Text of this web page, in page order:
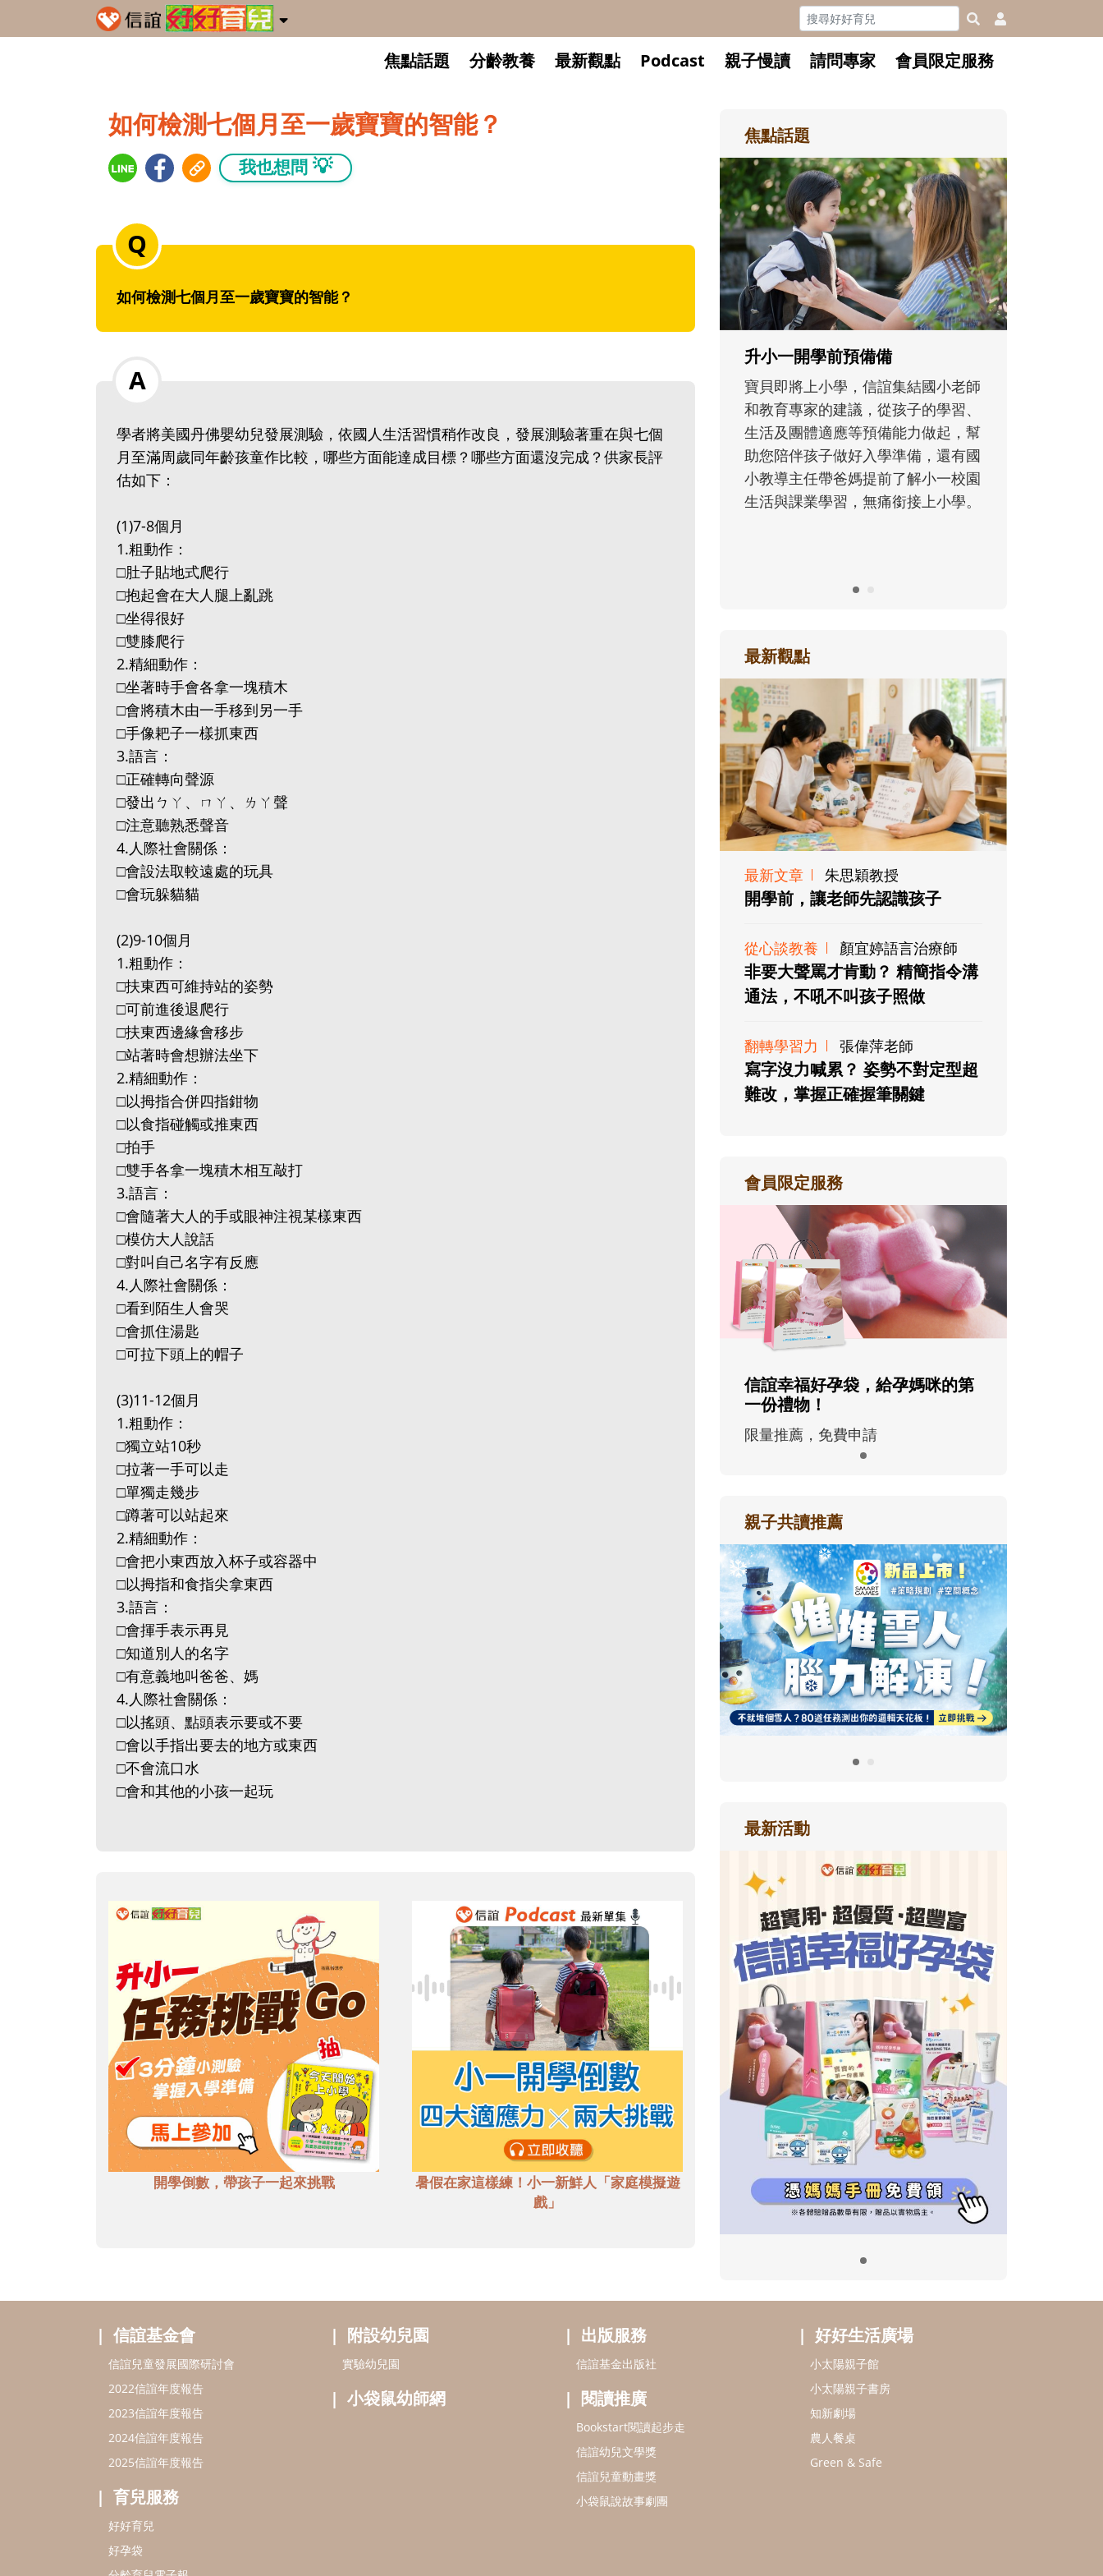
焦點話題 分齡教養 最新觀點 Podcast 親子慢讀 請問專家 會員限定服務
如何檢測七個月至一歲寶寶的智能？
我也想問 💡
如何檢測七個月至一歲寶寶的智能？
學者將美國丹佛嬰幼兒發展測驗，依國人生活習慣稍作改良，發展測驗著重在與七個
月至滿周歲同年齡孩童作比較，哪些方面能達成目標？哪些方面還沒完成？供家長評
估如下：
(1)7-8個月
1.粗動作：
□肚子貼地式爬行
□抱起會在大人腿上亂跳
□坐得很好
□雙膝爬行
2.精細動作：
□坐著時手會各拿一塊積木
□會將積木由一手移到另一手
□手像耙子一樣抓東西
3.語言：
□正確轉向聲源
□發出ㄅㄚ、ㄇㄚ、ㄌㄚ聲
□注意聽熟悉聲音
4.人際社會關係：
□會設法取較遠處的玩具
□會玩躲貓貓
(2)9-10個月
1.粗動作：
□扶東西可維持站的姿勢
□可前進後退爬行
□扶東西邊緣會移步
□站著時會想辦法坐下
2.精細動作：
□以拇指合併四指鉗物
□以食指碰觸或推東西
□拍手
□雙手各拿一塊積木相互敲打
3.語言：
□會隨著大人的手或眼神注視某樣東西
□模仿大人說話
□對叫自己名字有反應
4.人際社會關係：
□看到陌生人會哭
□會抓住湯匙
□可拉下頭上的帽子
(3)11-12個月
1.粗動作：
□獨立站10秒
□拉著一手可以走
□單獨走幾步
□蹲著可以站起來
2.精細動作：
□會把小東西放入杯子或容器中
□以拇指和食指尖拿東西
3.語言：
□會揮手表示再見
□知道別人的名字
□有意義地叫爸爸、媽
4.人際社會關係：
□以搖頭、點頭表示要或不要
□會以手指出要去的地方或東西
□不會流口水
□會和其他的小孩一起玩
開學倒數，帶孩子一起來挑戰
暑假在家這樣練！小一新鮮人「家庭模擬遊
戲」
焦點話題
生活及團體適應等預備能力做起，幫
助您陪伴孩子做好入學準備，還有國
和孩子一起長大的那個男人│讀
懂父親的不同模樣
沒有人天生就擅長當爸爸！男人總是
在一次次「前所未有」的體驗中，跟
著孩子一起長大。從給予安全感的肢
體遊戲，到獨立自主、角色認同及解
決問題的能力養成。爸爸正嘗試用不
同的模樣，參與孩子每個重要的成長
歷程。
最新觀點
最新文章 朱思穎教授
開學前，讓老師先認識孩子
從心談教養 顏宜婷語言治療師
非要大聲罵才肯動？ 精簡指令溝
通法，不吼不叫孩子照做
翻轉學習力 張偉萍老師
寫字沒力喊累？ 姿勢不對定型超
難改，掌握正確握筆關鍵
會員限定服務
信誼幸福好孕袋，給孕媽咪的第
一份禮物！
限量推薦，免費申請
親子共讀推薦
最新活動
信誼基金會
信誼兒童發展國際研討會
2022信誼年度報告
2023信誼年度報告
2024信誼年度報告
2025信誼年度報告
育兒服務
好好育兒
好孕袋
附設幼兒園
實驗幼兒園
小袋鼠幼師網
出版服務
信誼基金出版社
閱讀推廣
Bookstart閱讀起步走
信誼幼兒文學獎
信誼兒童動畫獎
小袋鼠說故事劇團
好好生活廣場
小太陽親子館
小太陽親子書房
知新劇場
農人餐桌
Green & Safe